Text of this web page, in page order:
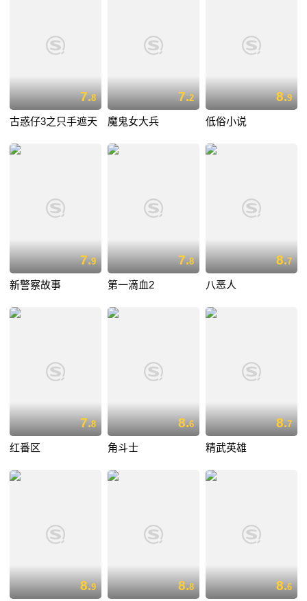
7.8
古惑仔3之只手遮天
7.2
魔鬼女大兵
8.9
低俗小说
7.9
新警察故事
7.8
第一滴血2
8.7
八恶人
7.8
红番区
8.6
角斗士
8.7
精武英雄
8.9 8.8 8.6